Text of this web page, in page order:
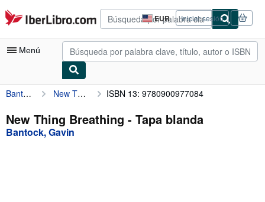
Pasar al contenido principal
IberLibro.com EUR
Preferencias
de
compra
del
Iniciar sesión
Menú
Mi cuenta
Consultar mis pedidos
Búsqueda avanzada
Bantock, Gavin New Thing Breathing ISBN 13: 9780900977084
New Thing Breathing - Tapa blanda
Bantock, Gavin